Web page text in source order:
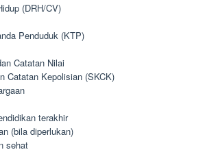
(DRH/CV)
Penduduk (KTP)
Catatan Nilai
Catatan Kepolisian (SKCK)
terakhir
(bila diperlukan)
sehat